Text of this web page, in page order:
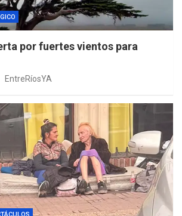
por fuertes vientos para
EntreRíosYA